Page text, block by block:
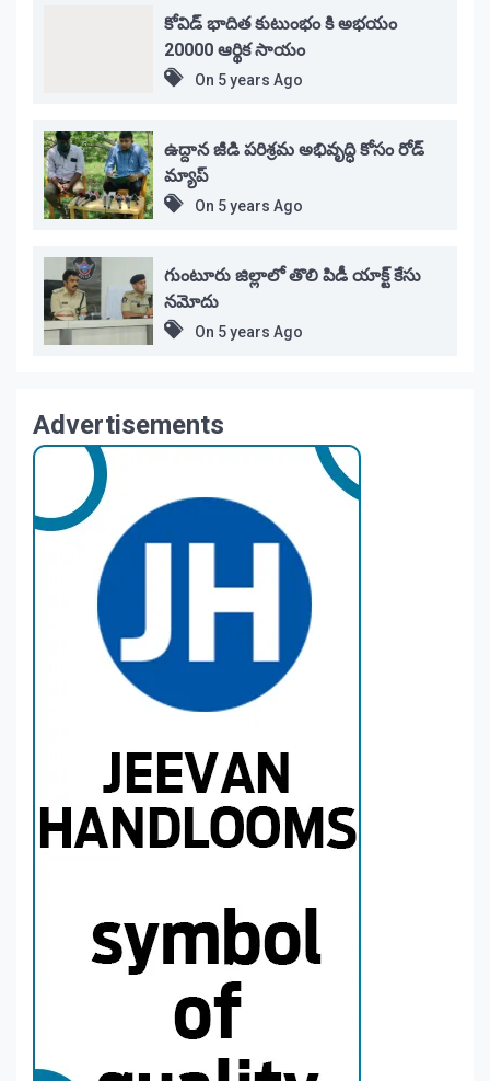
కోవిడ్ భాదిత కుటుంభం కి అభయం
20000 ఆర్థిక సాయం
On 5 years Ago
ఉద్దాన జీడి పరిశ్రమ అభివృద్ధి కోసం రోడ్
మ్యాప్
On 5 years Ago
గుంటూరు జిల్లాలో తొలి పిడీ యాక్ట్ కేసు
నమోదు
On 5 years Ago
Advertisements